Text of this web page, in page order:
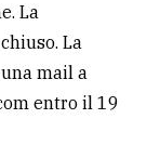
La
La
mail a
entro il 19